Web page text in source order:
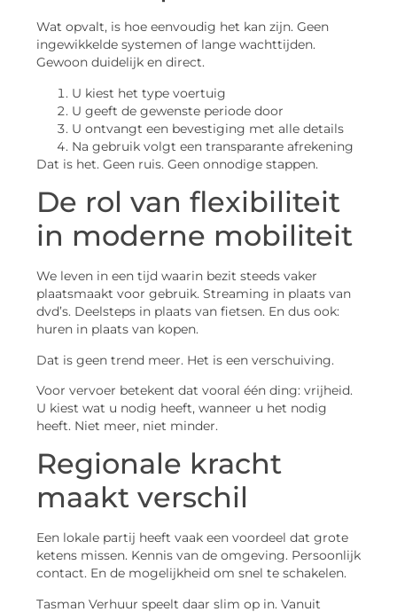
Wat opvalt, is hoe eenvoudig het kan zijn. Geen
ingewikkelde systemen of lange wachttijden.
Gewoon duidelijk en direct.
U kiest het type voertuig
U geeft de gewenste periode door
U ontvangt een bevestiging met alle details
Na gebruik volgt een transparante afrekening
Dat is het. Geen ruis. Geen onnodige stappen.
De rol van flexibiliteit
in moderne mobiliteit
We leven in een tijd waarin bezit steeds vaker
plaatsmaakt voor gebruik. Streaming in plaats van
dvd’s. Deelsteps in plaats van fietsen. En dus ook:
huren in plaats van kopen.
Dat is geen trend meer. Het is een verschuiving.
Voor vervoer betekent dat vooral één ding: vrijheid.
U kiest wat u nodig heeft, wanneer u het nodig
heeft. Niet meer, niet minder.
Regionale kracht
maakt verschil
Een lokale partij heeft vaak een voordeel dat grote
ketens missen. Kennis van de omgeving. Persoonlijk
contact. En de mogelijkheid om snel te schakelen.
Tasman Verhuur speelt daar slim op in. Vanuit